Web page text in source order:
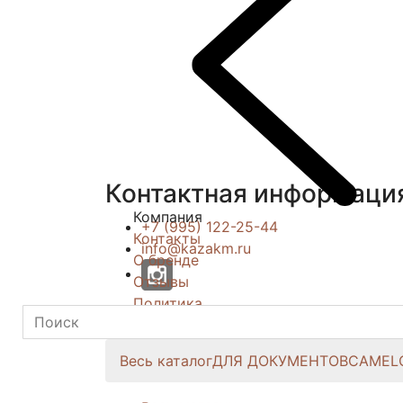
Компания
Контакты
О бренде
Отзывы
Политика
Контактная
+7 (995) 122-25-44
info@kazakm.ru
Весь каталогДЛЯ ДОКУМЕНТОВ